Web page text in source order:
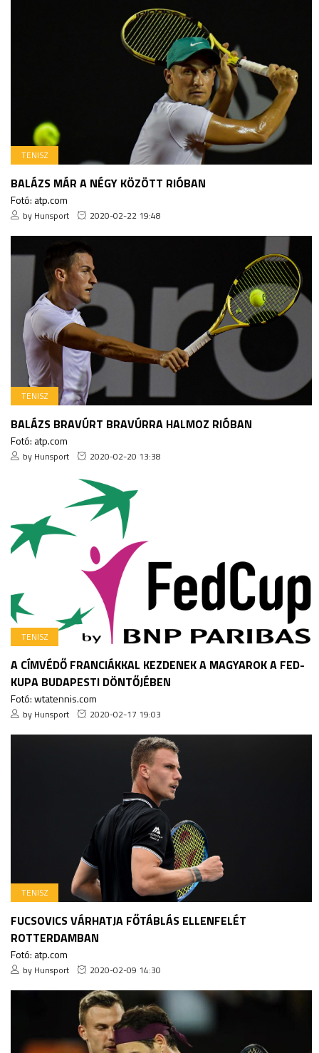
TENISZ
BALÁZS MÁR A NÉGY KÖZÖTT RIÓBAN
Fotó: atp.com
by Hunsport 2020-02-22 19:48
TENISZ
BALÁZS BRAVÚRT BRAVÚRRA HALMOZ RIÓBAN
Fotó: atp.com
by Hunsport 2020-02-20 13:38
TENISZ
A CÍMVÉDŐ FRANCIÁKKAL KEZDENEK A MAGYAROK A FED-
KUPA BUDAPESTI DÖNTŐJÉBEN
Fotó: wtatennis.com
by Hunsport 2020-02-17 19:03
TENISZ
FUCSOVICS VÁRHATJA FŐTÁBLÁS ELLENFELÉT
ROTTERDAMBAN
Fotó: atp.com
by Hunsport 2020-02-09 14:30